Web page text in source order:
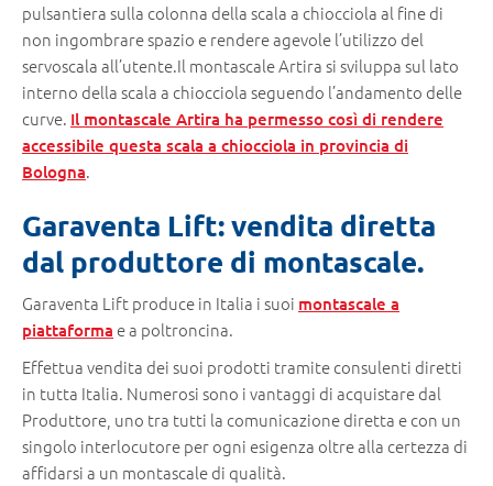
pulsantiera sulla colonna della scala a chiocciola al fine di
non ingombrare spazio e rendere agevole l’utilizzo del
servoscala all’utente.Il montascale Artira si sviluppa sul lato
interno della scala a chiocciola seguendo l’andamento delle
curve. Il montascale Artira ha permesso così di rendere
accessibile questa scala a chiocciola in provincia di
Bologna.
Garaventa Lift: vendita diretta
dal produttore di montascale.
Garaventa Lift produce in Italia i suoi montascale a
piattaforma e a poltroncina.
Effettua vendita dei suoi prodotti tramite consulenti diretti
in tutta Italia. Numerosi sono i vantaggi di acquistare dal
Produttore, uno tra tutti la comunicazione diretta e con un
singolo interlocutore per ogni esigenza oltre alla certezza di
affidarsi a un montascale di qualità.